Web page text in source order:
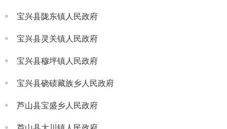
宝兴县陇东镇人民政府
宝兴县灵关镇人民政府
宝兴县穆坪镇人民政府
宝兴县硗碛藏族乡人民政府
芦山县宝盛乡人民政府